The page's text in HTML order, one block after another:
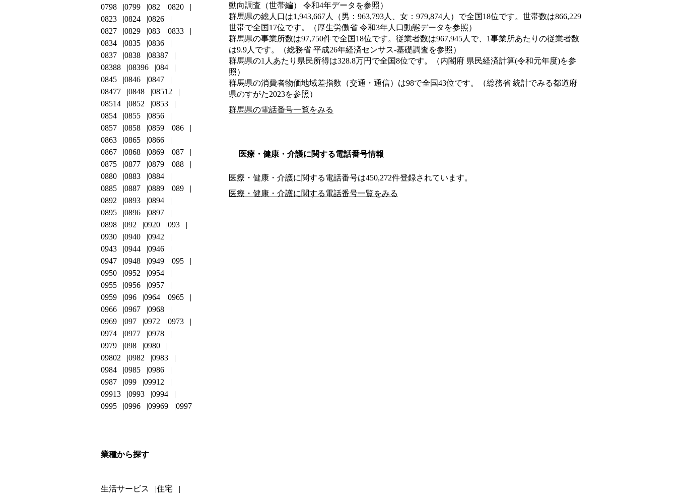
動向調査（世帯編） 令和4年データを参照）
群馬県の総人口は1,943,667人（男：963,793人、女：979,874人）で全国18位です。世帯数は866,229
世帯で全国17位です。（厚生労働省 令和3年人口動態データを参照）
群馬県の事業所数は97,750件で全国18位です。従業者数は967,945人で、1事業所あたりの従業者数
は9.9人です。（総務省 平成26年経済センサス‐基礎調査を参照）
群馬県の1人あたり県民所得は328.8万円で全国8位です。（内閣府 県民経済計算(令和元年度)を参
照）
群馬県の消費者物価地域差指数（交通・通信）は98で全国43位です。（総務省 統計でみる都道府
県のすがた2023を参照）
群馬県の電話番号一覧をみる
医療・健康・介護に関する電話番号情報
医療・健康・介護に関する電話番号は450,272件登録されています。
医療・健康・介護に関する電話番号一覧をみる
0798
0799 082
0820
0823
0824
0826
0827
0829 083
0833
0834
0835
0836
0837
0838
08387
08388
08396
084
0845
0846
0847
08477
0848
08512
08514
0852
0853
0854
0855
0856
0857
0858 0859
086
0863
0865
0866
0867
0868 0869
087
0875
0877 0879
088
0880
0883
0884
0885
0887 0889
089
0892
0893
0894
0895
0896
0897
0898
092 0920
093
0930
0940
0942
0943
0944
0946
0947
0948 0949
095
0950
0952
0954
0955
0956
0957
0959
096 0964
0965
0966
0967
0968
0969
097 0972
0973
0974
0977
0978
0979
098
0980
09802
0982
0983
0984
0985
0986
0987
099
09912
09913
0993
0994
0995
0996 09969 0997
業種から探す
生活サービス 住宅